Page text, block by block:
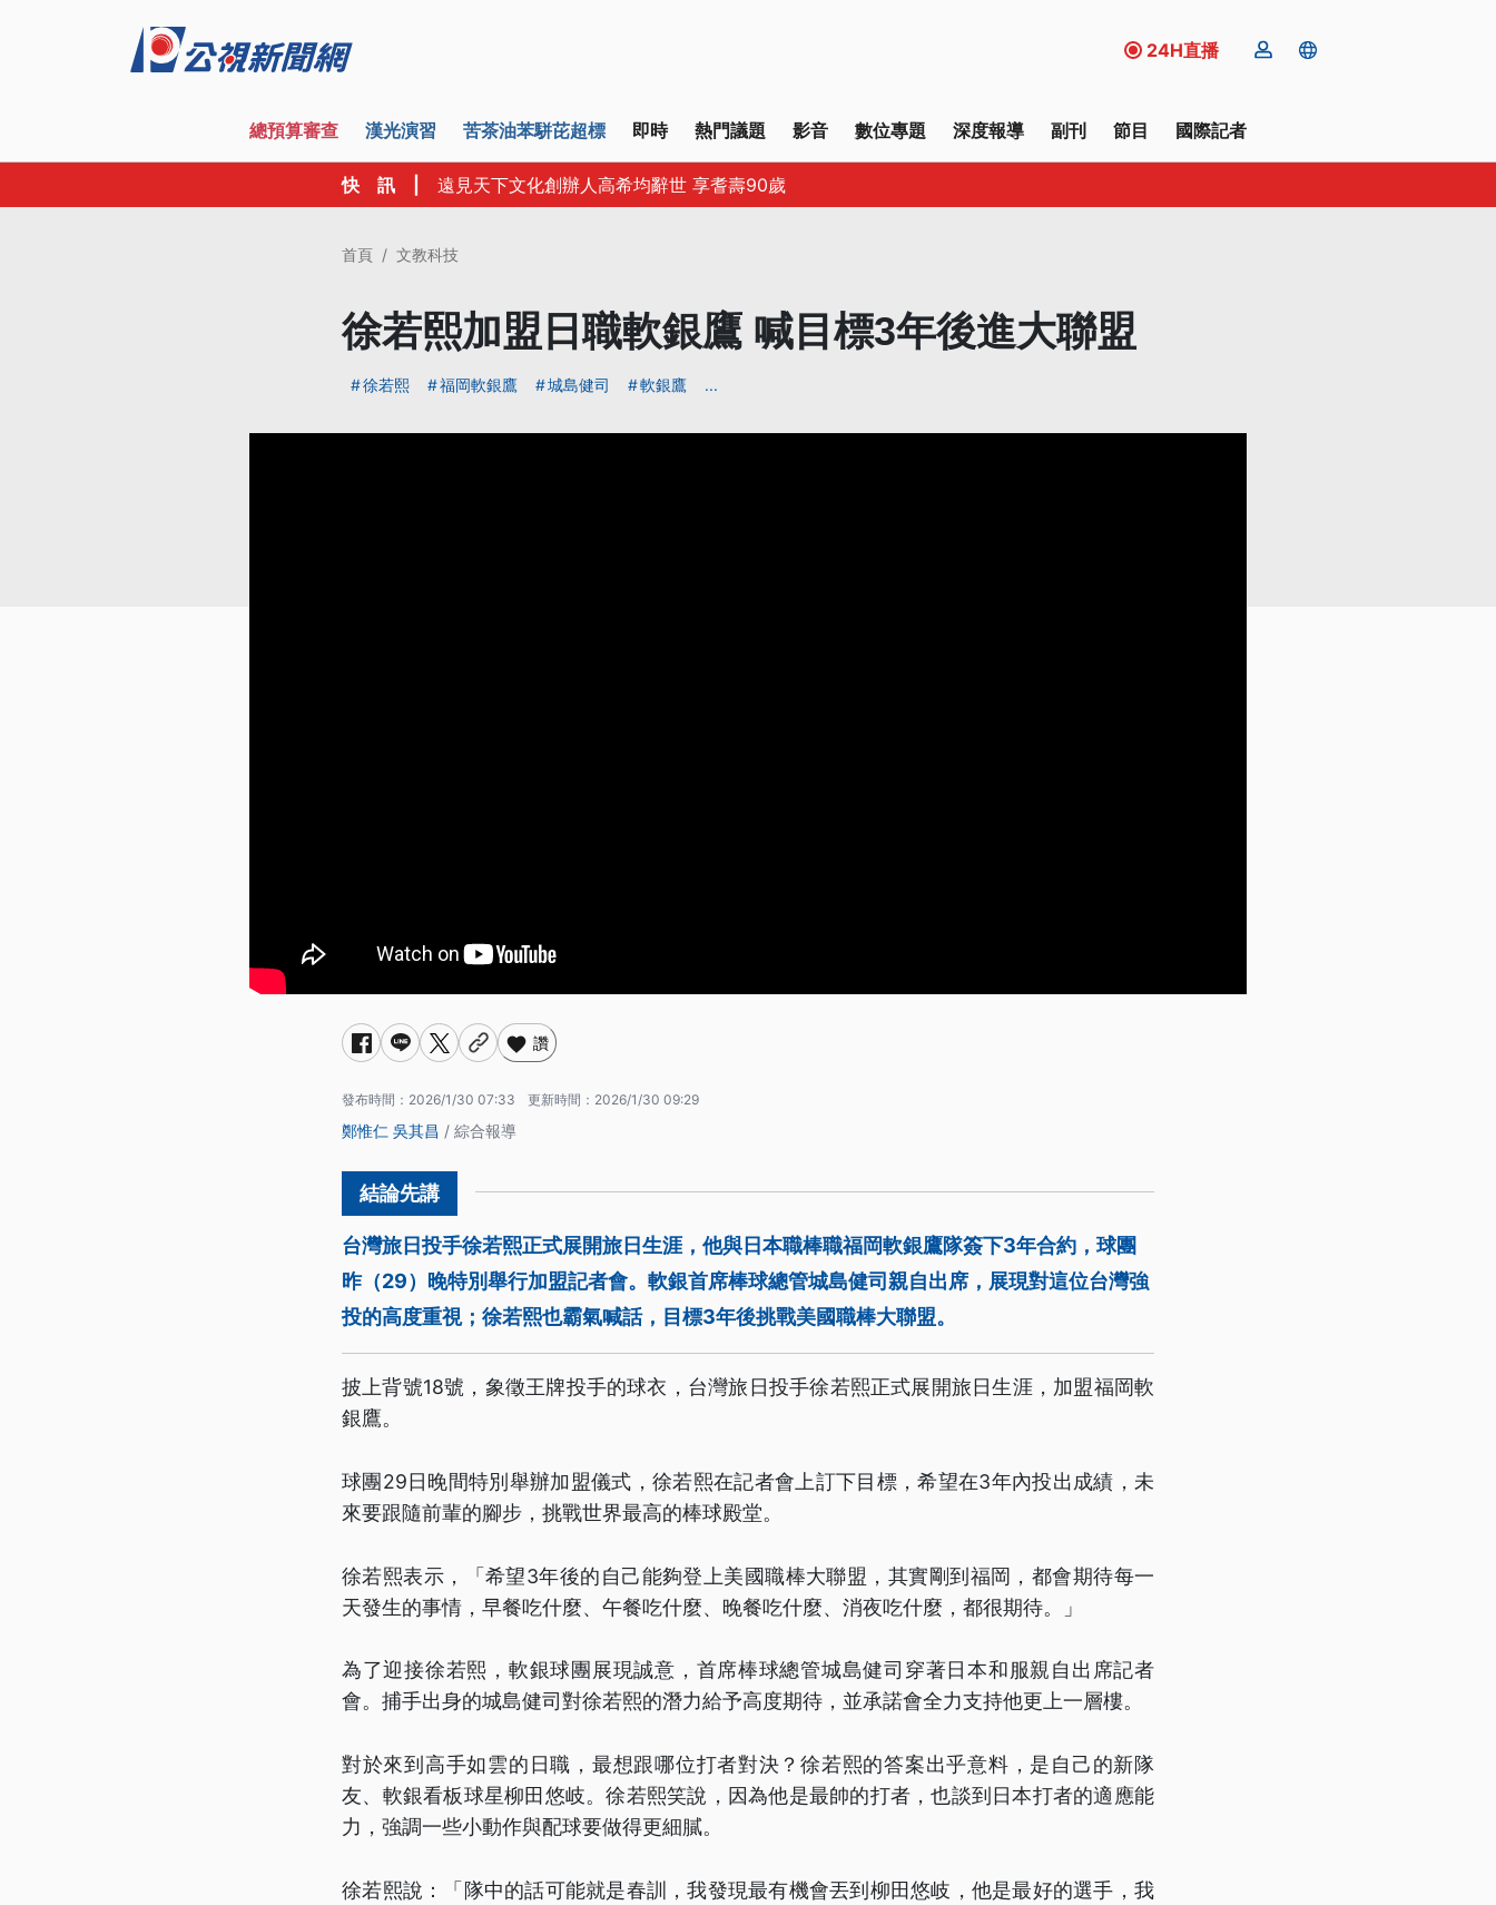
24H直播
總預算審查 漢光演習 苦茶油苯駢芘超標 即時 熱門議題 影音 數位專題 深度報導 副刊 節目 國際記者
快 訊 遠見天下文化創辦人高希均辭世 享耆壽90歲
首頁 文教科技
徐若熙加盟日職軟銀鷹 喊目標3年後進大聯盟
徐若熙 福岡軟銀鷹 城島健司 軟銀鷹 ...
讚
發布時間： 2026/1/30 07:33 更新時間： 2026/1/30 09:29
鄭惟仁 吳其昌 / 綜合報導
台灣旅日投手徐若熙正式展開旅日生涯，他與日本職棒職福岡軟銀鷹隊簽下3年合約，球團
昨（29）晚特別舉行加盟記者會。軟銀首席棒球總管城島健司親自出席，展現對這位台灣強
投的高度重視；徐若熙也霸氣喊話，目標3年後挑戰美國職棒大聯盟。
披上背號18號，象徵王牌投手的球衣，台灣旅日投手徐若熙正式展開旅日生涯，加盟福岡軟
銀鷹。
球團29日晚間特別舉辦加盟儀式，徐若熙在記者會上訂下目標，希望在3年內投出成績，未
來要跟隨前輩的腳步，挑戰世界最高的棒球殿堂。
徐若熙表示，「希望3年後的自己能夠登上美國職棒大聯盟，其實剛到福岡，都會期待每一
天發生的事情，早餐吃什麼、午餐吃什麼、晚餐吃什麼、消夜吃什麼，都很期待。」
為了迎接徐若熙，軟銀球團展現誠意，首席棒球總管城島健司穿著日本和服親自出席記者
會。捕手出身的城島健司對徐若熙的潛力給予高度期待，並承諾會全力支持他更上一層樓。
對於來到高手如雲的日職，最想跟哪位打者對決？徐若熙的答案出乎意料，是自己的新隊
友、軟銀看板球星柳田悠岐。徐若熙笑說，因為他是最帥的打者，也談到日本打者的適應能
力，強調一些小動作與配球要做得更細膩。
徐若熙說：「隊中的話可能就是春訓，我發現最有機會丟到柳田悠岐，他是最好的選手，我